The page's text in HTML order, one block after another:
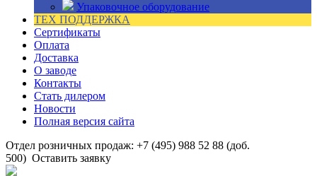
Упаковочное оборудование
ТЕХ ПОДДЕРЖКА
Сертификаты
Оплата
Доставка
О заводе
Контакты
Стать дилером
Новости
Полная версия сайта
Отдел розничных продаж: +7 (495) 988 52 88 (доб.
500) Оставить заявку